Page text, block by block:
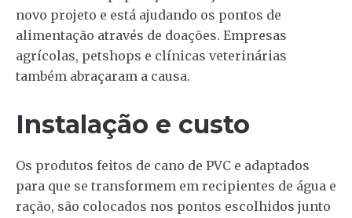
novo projeto e está ajudando os pontos de
alimentação através de doações. Empresas
agrícolas, petshops e clínicas veterinárias
também abraçaram a causa.
Instalação e custo
Os produtos feitos de cano de PVC e adaptados
para que se transformem em recipientes de água e
ração, são colocados nos pontos escolhidos junto